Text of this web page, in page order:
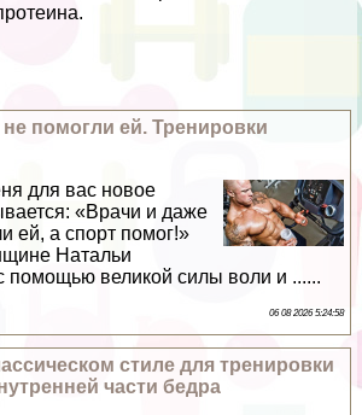
помогли ей. Тренировки
для вас новое
«Врачи и даже
ей, а спорт помог!»
Натальи
помощью великой силы воли и ......
06 08 2026 5:24:58
стиле для тренировки
части бедра